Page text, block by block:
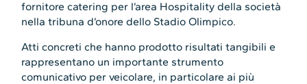
fornitore catering per l’area Hospitality della società
nella tribuna d’onore dello Stadio Olimpico.
Atti concreti che hanno prodotto risultati tangibili e
rappresentano un importante strumento
comunicativo per veicolare, in particolare ai più